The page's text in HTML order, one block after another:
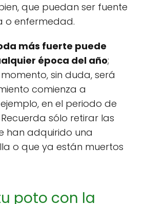
que puedan ser fuente
o enfermedad.
más fuerte puede
época del año;
sin duda, será
comienza a
en el periodo de
sólo retirar las
han adquirido una
o que ya están muertos
poto con la